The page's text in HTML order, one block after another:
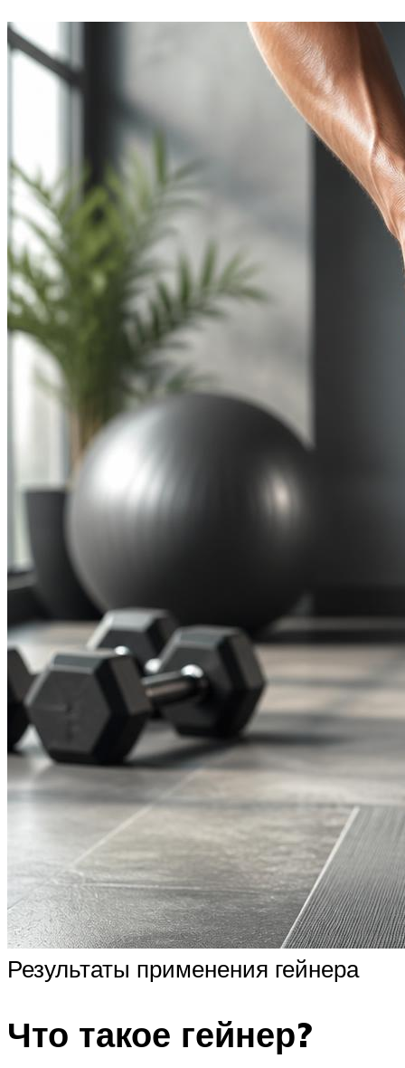
Результаты применения гейнера
Что такое гейнер?